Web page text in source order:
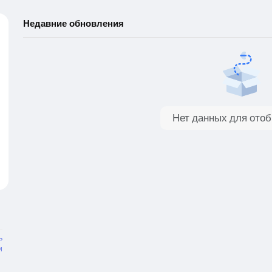
Недавние обновления
Нет данных для